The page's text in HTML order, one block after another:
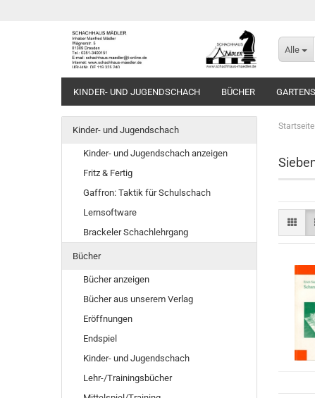
Alle
KINDER- UND JUGENDSCHACH BÜCHER
Startseite
Kinder- und Jugendschach
Kinder- und Jugendschach anzeigen
Fritz & Fertig
Gaffron: Taktik für Schulschach
Lernsoftware
Brackeler Schachlehrgang
Bücher
Bücher anzeigen
Bücher aus unserem Verlag
Eröffnungen
Endspiel
Kinder- und Jugendschach
Lehr-/Trainingsbücher